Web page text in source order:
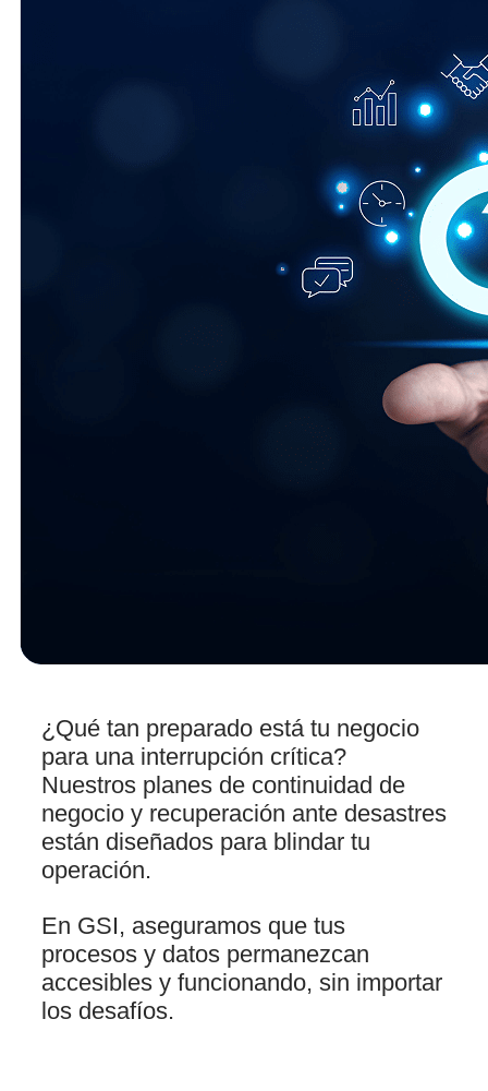
¿Qué tan preparado está tu negocio
para una interrupción crítica?
Nuestros planes de continuidad de
negocio y recuperación ante desastres
están diseñados para blindar tu
operación.
En GSI, aseguramos que tus
procesos y datos permanezcan
accesibles y funcionando, sin importar
los desafíos.